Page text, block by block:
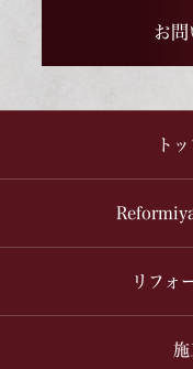
お問
ト
リフォ
施